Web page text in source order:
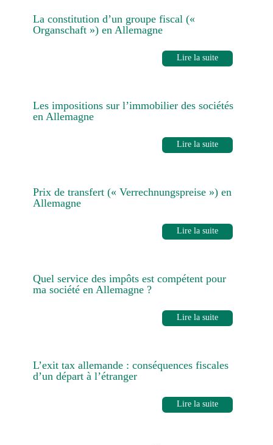
La constitution d’un groupe fiscal («
Organschaft ») en Allemagne
Lire la suite
Les impositions sur l’immobilier des sociétés
en Allemagne
Lire la suite
Prix de transfert (« Verrechnungspreise ») en
Allemagne
Lire la suite
Quel service des impôts est compétent pour
ma société en Allemagne ?
Lire la suite
L’exit tax allemande : conséquences fiscales
d’un départ à l’étranger
Lire la suite